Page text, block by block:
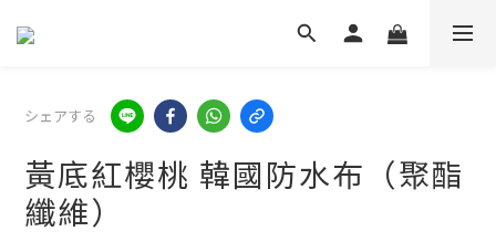
シェアする
黃底紅櫻桃 韓國防水布（聚酯
纖維）